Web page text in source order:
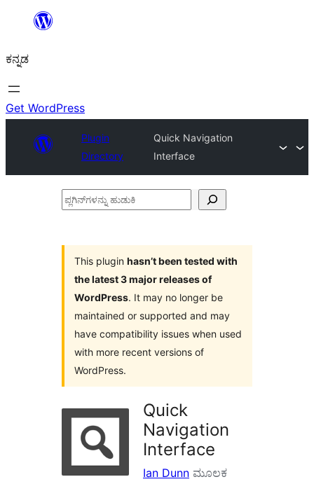
ವಿಷಯಕ್ಕೆ
ಕನ್ನಡ
Get WordPress
Plugin
Directory
Quick Navigation
Interface
ಪ್ಲಗಿನ್‌ಗಳನ್ನು
This plugin hasn’t been tested with
the latest 3 major releases of
WordPress. It may no longer be
maintained or supported and may
have compatibility issues when used
with more recent versions of
WordPress.
Quick
Navigation
Interface
Ian Dunn ಮೂಲಕ